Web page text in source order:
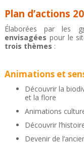
Plan d’actions
Élaborées par les
envisagées pour le
trois thèmes :
Animations et
Découvrir la
et la flore
Animations
Découvrir
Devenir de